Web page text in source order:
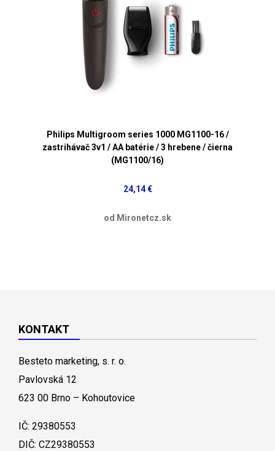
Philips Multigroom series 1000 MG1100-16 /
zastrihávač 3v1 / AA batérie / 3 hrebene / čierna
(MG1100/16)
24,14 €
od Mironetcz.sk
KONTAKT
Besteto marketing, s. r. o.
Pavlovská 12
623 00 Brno – Kohoutovice
IČ: 29380553
DIČ: CZ29380553